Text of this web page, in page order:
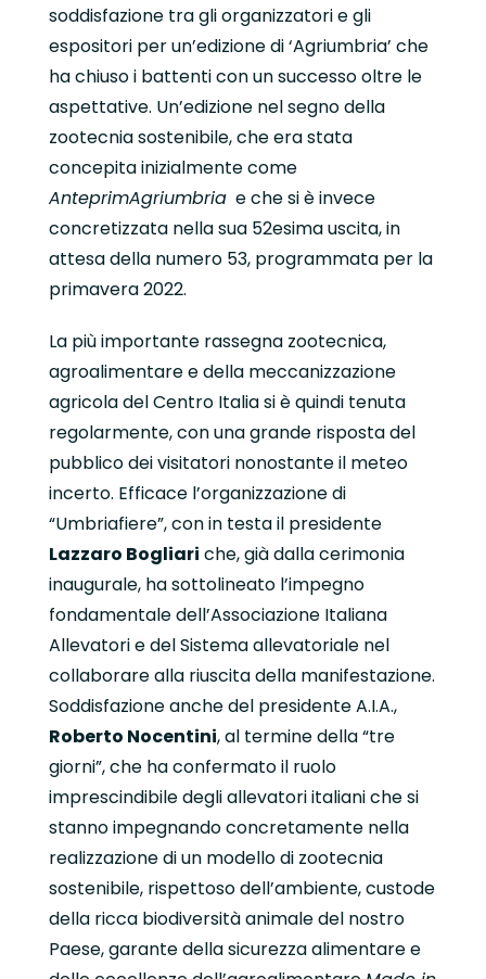
soddisfazione tra gli organizzatori e gli
espositori per un’edizione di ‘Agriumbria’ che
ha chiuso i battenti con un successo oltre le
aspettative. Un’edizione nel segno della
zootecnia sostenibile, che era stata
concepita inizialmente come
AnteprimAgriumbriae che si è invece
concretizzata nella sua 52esima uscita, in
attesa della numero 53, programmata per la
primavera 2022.
La più importante rassegna zootecnica,
agroalimentare e della meccanizzazione
agricola del Centro Italia si è quindi tenuta
regolarmente, con una grande risposta del
pubblico dei visitatori nonostante il meteo
incerto. Efficace l’organizzazione di
“Umbriafiere”, con in testa il presidente
Lazzaro Bogliari che, già dalla cerimonia
inaugurale, ha sottolineato l’impegno
fondamentale dell’Associazione Italiana
Allevatori e del Sistema allevatoriale nel
collaborare alla riuscita della manifestazione.
Soddisfazione anche del presidente A.I.A.,
Roberto Nocentini, al termine della “tre
giorni”, che ha confermato il ruolo
imprescindibile degli allevatori italiani che si
stanno impegnando concretamente nella
realizzazione di un modello di zootecnia
sostenibile, rispettoso dell’ambiente, custode
della ricca biodiversità animale del nostro
Paese, garante della sicurezza alimentare e